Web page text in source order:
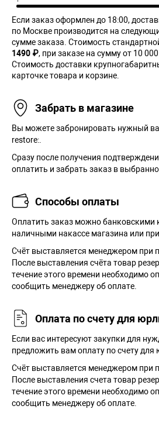
Если заказ оформлен до 18:00,
по Москве производится на
сумме заказа. Cтоимость
1490 ₽, при заказе на сумму от 10
Стоимость доставки
карточке товара и корзине.
Забрать в магазине
Вы можете забронировать нужный
restore:.
Сразу после получения
оплатить и забрать заказ в
Способы оплаты
Оплатить заказ можно банковскими
наличными накассе магазина или
Cчёт выставляется менеджером при
После выставления счёта товар
течение этого времени необходимо
сообщить менеджеру об оплате.
Оплата по счету для
Если вас интересуют закупки для
предложить вам оплату по счету для
Счёт выставляется менеджером при
После выставления счета товар
течение этого времени необходимо
сообщить менеджеру об оплате.